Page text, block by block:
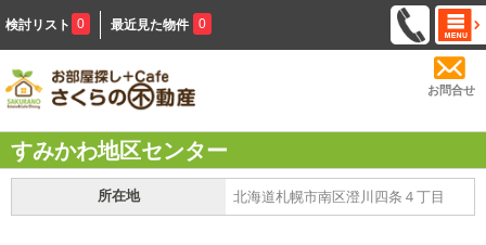
検討リスト 0 最近見た物件 0
お問合せ
すみかわ地区センター
所在地 北海道札幌市南区澄川四条４丁目